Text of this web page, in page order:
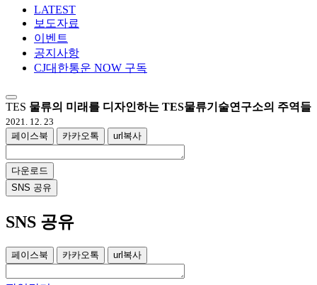
LATEST
보도자료
이벤트
공지사항
CJ대한통운 NOW 구독
TES 물류의 미래를 디자인하는 TES물류기술연구소의 주역들
2021. 12. 23
페이스북
카카오톡 url복사
다운로드
SNS 공유
SNS 공유
페이스북 카카오톡 url복사